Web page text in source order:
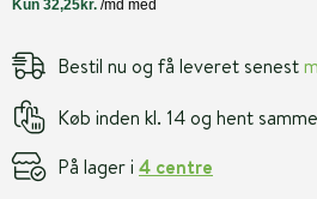
Bestil nu og få leveret senest
Køb inden kl. 14 og hent
På lager i 4 centre